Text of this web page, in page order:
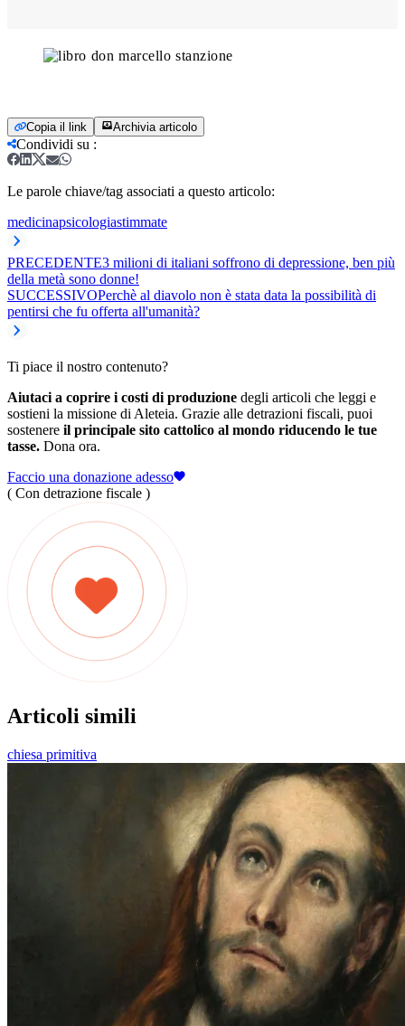
Copia il link Archivia articolo
Condividi su :
Le parole chiave/tag associati a questo articolo:
medicinapsicologiastimmate
PRECEDENTE3 milioni di italiani soffrono di depressione, ben più
della metà sono donne!
SUCCESSIVOPerchè al diavolo non è stata data la possibilità di
pentirsi che fu offerta all'umanità?
Ti piace il nostro contenuto?
Aiutaci a coprire i costi di produzione degli articoli che leggi e
sostieni la missione di Aleteia. Grazie alle detrazioni fiscali, puoi
sostenere il principale sito cattolico al mondo riducendo le tue
tasse. Dona ora.
Faccio una donazione adesso
( Con detrazione fiscale )
Articoli simili
chiesa primitiva